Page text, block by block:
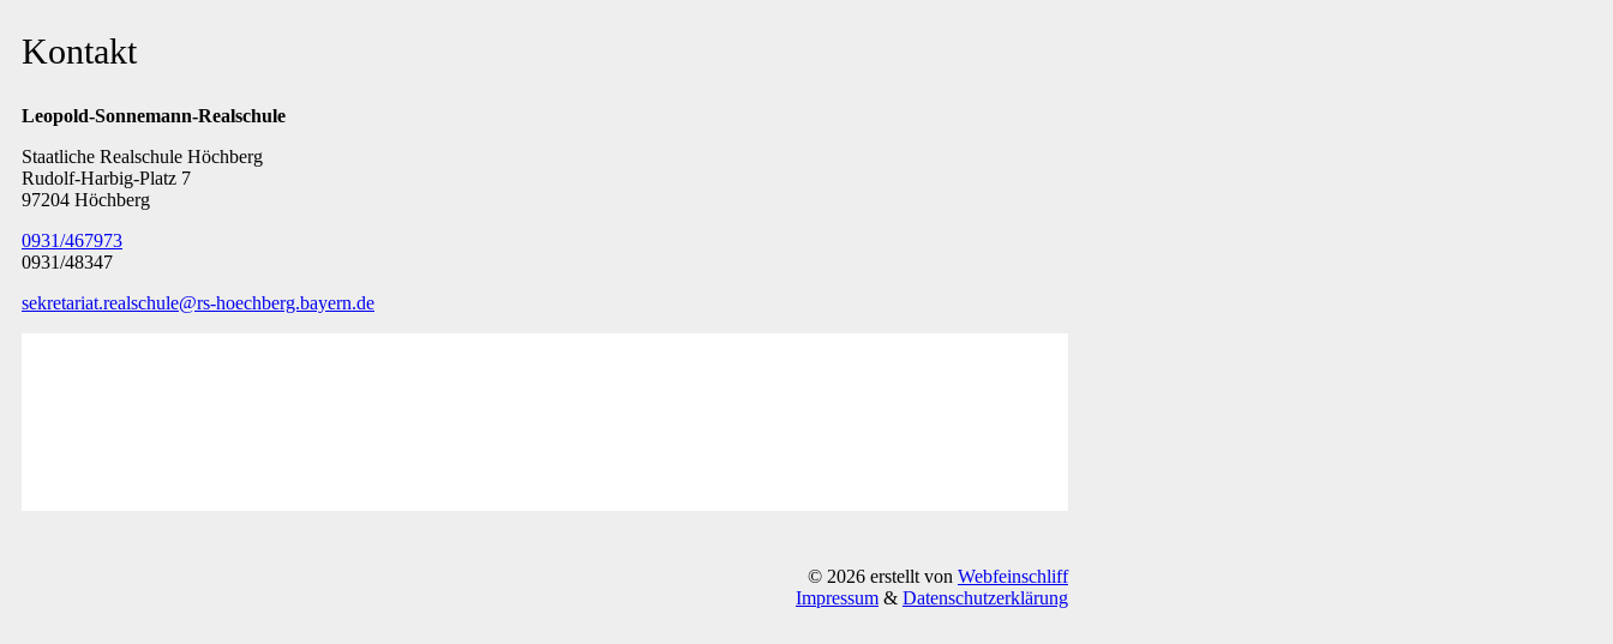
Kontakt
Leopold-Sonnemann-Realschule
Staatliche Realschule Höchberg
Rudolf-Harbig-Platz 7
97204 Höchberg
0931/467973
0931/48347
sekretariat.realschule@rs-hoechberg.bayern.de
© 2026 erstellt von Webfeinschliff
Impressum& Datenschutzerklärung